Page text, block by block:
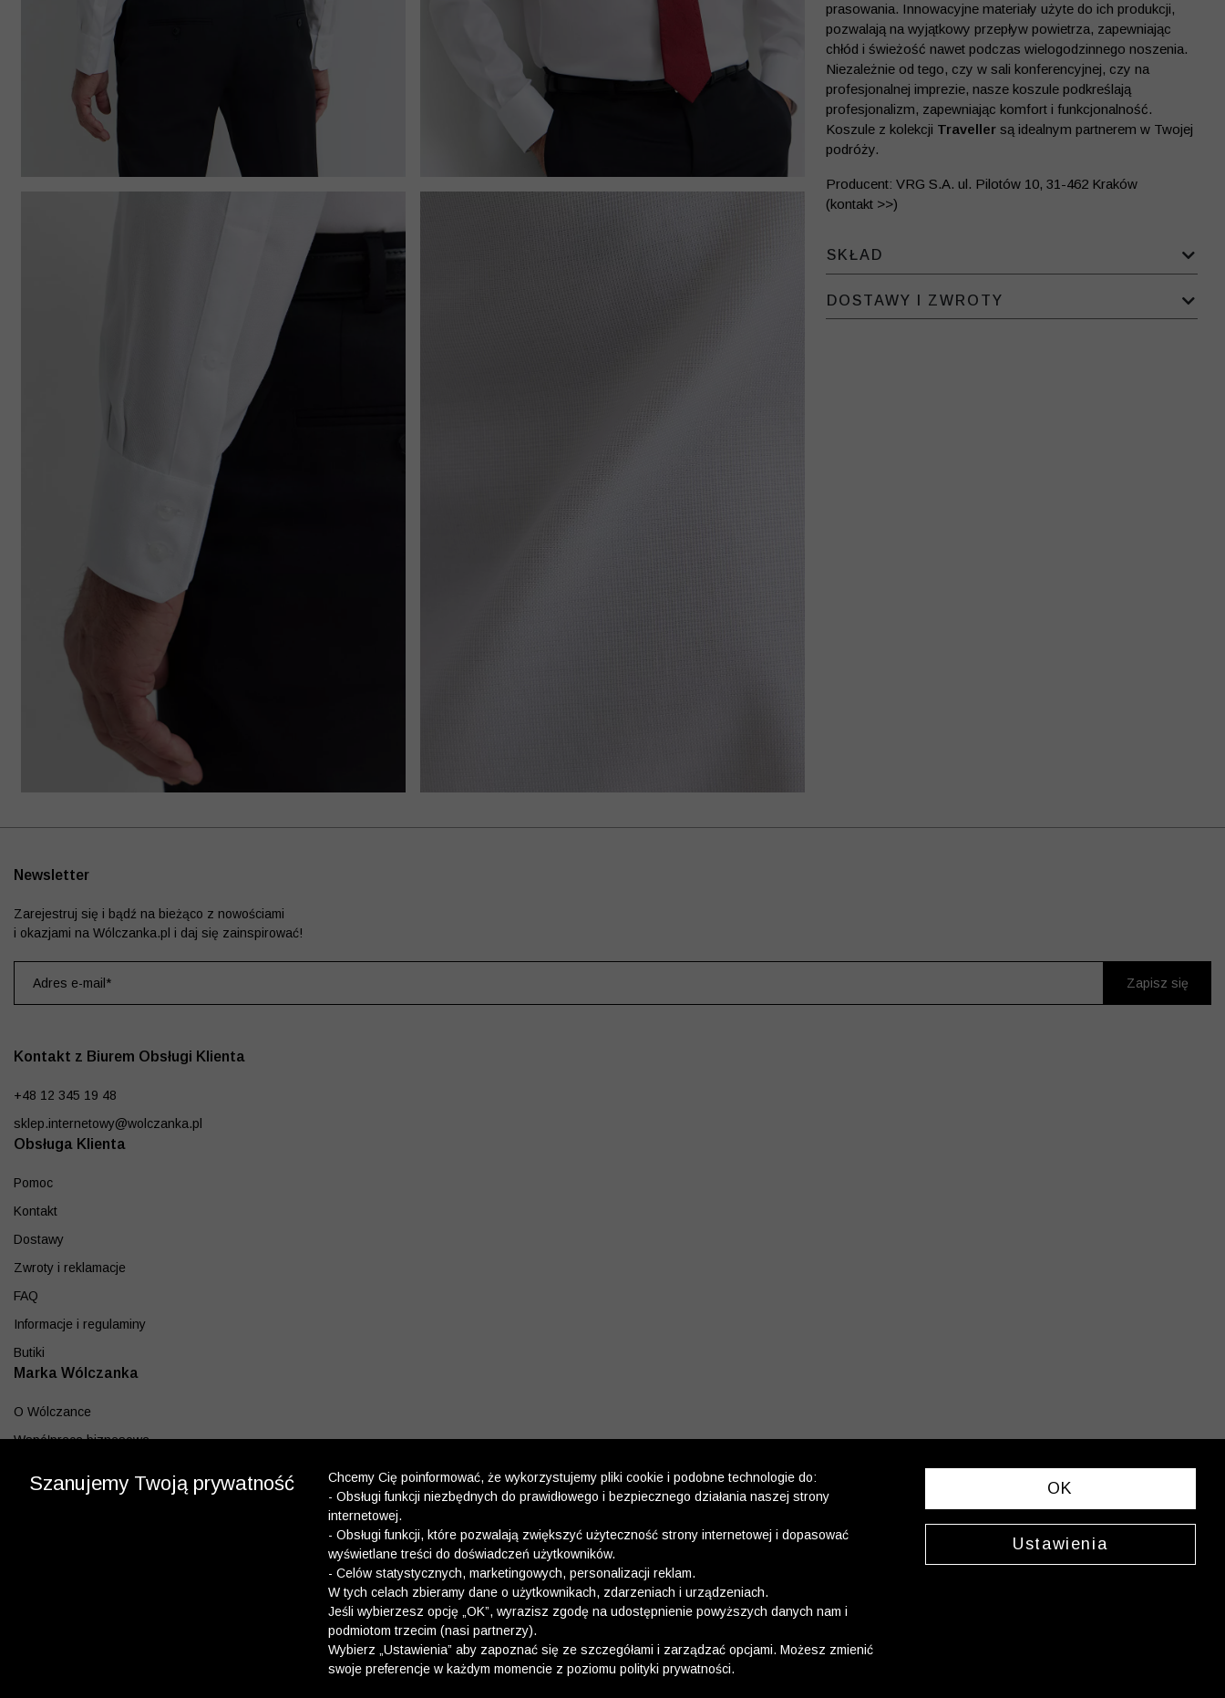
prasowania. Innowacyjne materiały użyte do ich produkcji,
pozwalają na wyjątkowy przepływ powietrza, zapewniając
chłód i świeżość nawet podczas wielogodzinnego noszenia.
Niezależnie od tego, czy w sali konferencyjnej, czy na
profesjonalnej imprezie, nasze koszule podkreślają
profesjonalizm, zapewniając komfort i funkcjonalność.
Koszule z kolekcji Traveller są idealnym partnerem w Twojej
podróży.
Producent: VRG S.A. ul. Pilotów 10, 31-462 Kraków
(kontakt >>)
SKŁAD
DOSTAWY I ZWROTY
Kontakt z Biurem Obsługi Klienta
+48 12 345 19 48
sklep.internetowy@wolczanka.pl
Obsługa Klienta
Pomoc
Kontakt
Dostawy
Zwroty i reklamacje
FAQ
Informacje i regulaminy
Butiki
Marka Wólczanka
O Wólczance
Współpraca biznesowa
Program lojalnościowy
Newsletter
Zarejestruj się i bądź na bieżąco z nowościami
i okazjami na Wólczanka.pl i daj się zainspirować!
Szanujemy Twoją prywatność
Chcemy Cię poinformować, że wykorzystujemy pliki cookie i podobne technologie do:
- Obsługi funkcji niezbędnych do prawidłowego i bezpiecznego działania naszej strony
internetowej.
- Obsługi funkcji, które pozwalają zwiększyć użyteczność strony internetowej i dopasować
wyświetlane treści do doświadczeń użytkowników.
- Celów statystycznych, marketingowych, personalizacji reklam.
W tych celach zbieramy dane o użytkownikach, zdarzeniach i urządzeniach.
Jeśli wybierzesz opcję „OK”, wyrazisz zgodę na udostępnienie powyższych danych nam i
podmiotom trzecim (nasi partnerzy).
Wybierz „Ustawienia” aby zapoznać się ze szczegółami i zarządzać opcjami. Możesz zmienić
swoje preferencje w każdym momencie z poziomu polityki prywatności.
OK
Ustawienia